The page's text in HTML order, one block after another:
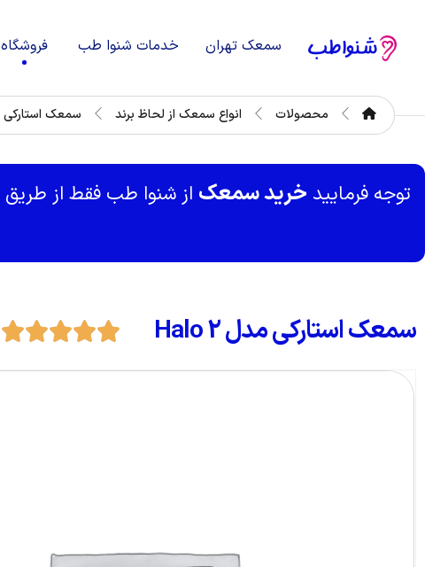
سمعک تهران خدمات شنوا طب فروشگاه
محصولات انواع سمعک از لحاظ برند سمعک استارکی
توجه فرمایید خرید سمعک از شنوا طب فقط از طریق
سمعک استارکی مدل Halo 2